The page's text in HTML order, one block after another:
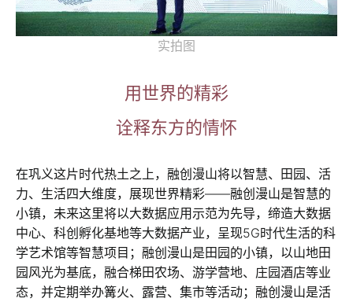
实拍图
用世界的精彩
诠释东方的情怀
在巩义这片时代热土之上，融创漫山将以智慧、田园、活
力、生活四大维度，展现世界精彩——融创漫山是智慧的
小镇，未来这里将以大数据应用示范为先导，缔造大数据
中心、科创孵化基地等大数据产业，呈现5G时代生活的科
学艺术馆等智慧项目；融创漫山是田园的小镇，以山地田
园风光为基底，融合梯田农场、游学营地、庄园酒店等业
态，并定期举办篝火、露营、集市等活动；融创漫山是活